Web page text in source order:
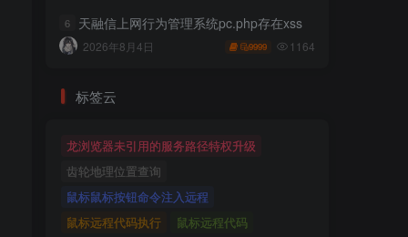
6 天融信上网行为管理系统pc.php存在xss
2026年8月4日 9999 1164
标签云
龙浏览器未引用的服务路径特权升级
齿轮地理位置查询
鼠标鼠标按钮命令注入远程
鼠标远程代码执行
鼠标远程代码